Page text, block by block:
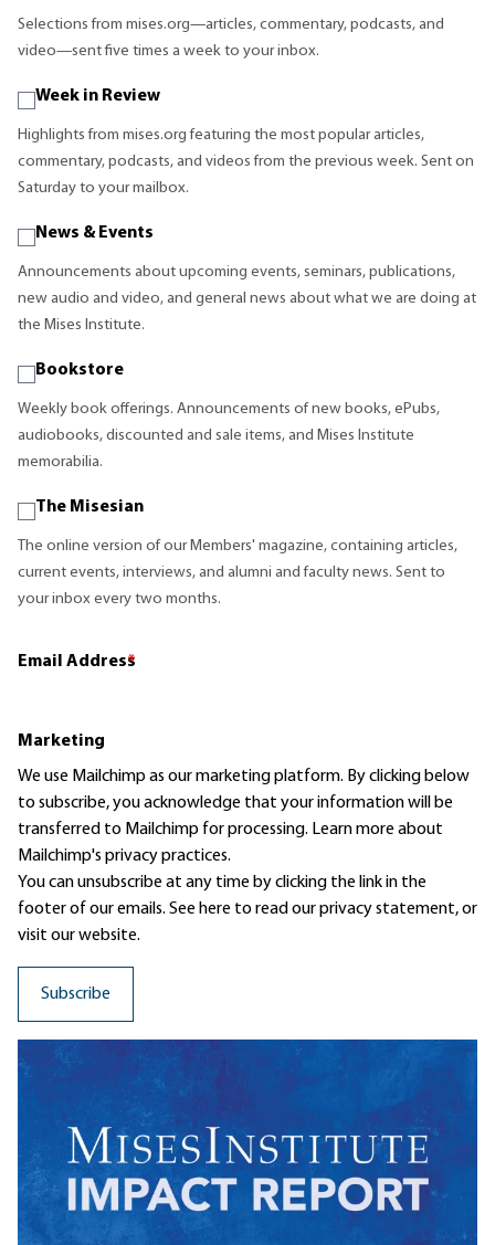
Selections from mises.org—articles, commentary, podcasts, and
video—sent five times a week to your inbox.
Week in Review
Highlights from mises.org featuring the most popular articles,
commentary, podcasts, and videos from the previous week. Sent on
Saturday to your mailbox.
News & Events
Announcements about upcoming events, seminars, publications,
new audio and video, and general news about what we are doing at
the Mises Institute.
Bookstore
Weekly book offerings. Announcements of new books, ePubs,
audiobooks, discounted and sale items, and Mises Institute
memorabilia.
The Misesian
The online version of our Members' magazine, containing articles,
current events, interviews, and alumni and faculty news. Sent to
your inbox every two months.
Email Address
*
Marketing
We use Mailchimp as our marketing platform. By clicking below
to subscribe, you acknowledge that your information will be
transferred to Mailchimp for processing. Learn moreabout
Mailchimp's privacy practices.
You can unsubscribe at any time by clicking the link in the
footer of our emails. See here to read ourprivacy statement, or
visit our website.